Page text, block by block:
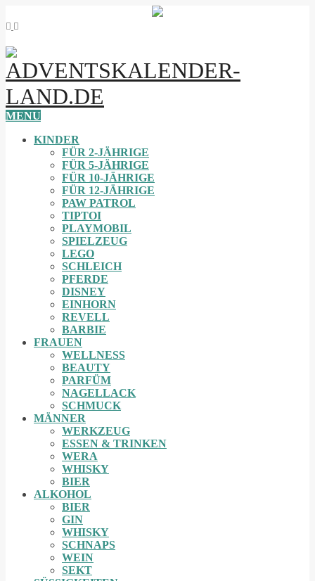
MENU
KINDER
FÜR 2-JÄHRIGE
FÜR 5-JÄHRIGE
FÜR 10-JÄHRIGE
FÜR 12-JÄHRIGE
PAW PATROL
TIPTOI
PLAYMOBIL
SPIELZEUG
LEGO
SCHLEICH
PFERDE
DISNEY
EINHORN
REVELL
BARBIE
FRAUEN
WELLNESS
BEAUTY
PARFÜM
NAGELLACK
SCHMUCK
MÄNNER
WERKZEUG
ESSEN & TRINKEN
WERA
WHISKY
BIER
ALKOHOL
BIER
GIN
WHISKY
SCHNAPS
WEIN
SEKT